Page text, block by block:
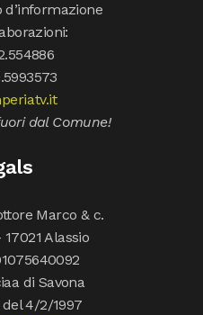
d’informazione
dal Comune!
Marco & c.
Alassio
di Savona
del 4/2/1997